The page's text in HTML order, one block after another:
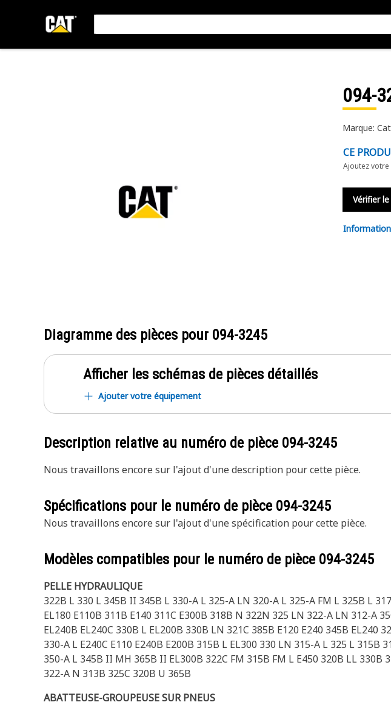
094-
Marque: Cat
CE
Ajoutez
Vérifier
Diagramme des pièces pour 094-3245
Afficher les schémas de pièces détaillés
Ajouter votre équipement
Description relative au numéro de pièce 094-3245
Nous travaillons encore sur l'ajout d'une description pour cette pièce.
Spécifications pour le numéro de pièce 094-3245
Nous travaillons encore sur l'ajout d'une spécification pour cette pièce.
Modèles compatibles pour le numéro de pièce 094-3245
PELLE HYDRAULIQUE
322B L 330 L 345B II 345B L 330-A L 325-A LN 320-A L 325-A FM L 325B L
EL180 E110B 311B E140 311C E300B 318B N 322N 325 LN 322-A LN 312-A
EL240B EL240C 330B L EL200B 330B LN 321C 385B E120 E240 345B
330-A L E240C E110 E240B E200B 315B L EL300 330 LN 315-A L 325 L
350-A L 345B II MH 365B II EL300B 322C FM 315B FM L E450 320B LL 330B
322-A N 313B 325C 320B U 365B
ABATTEUSE-GROUPEUSE SUR PNEUS